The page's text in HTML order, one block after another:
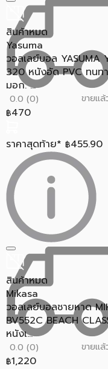
สินค้าหมด
Yasuma
วอลเลย์บอล YASUMA
320 หนังอัด PVC ทนท
มอก. ...
0.0 (0) ขายแ
฿470
ราคาสุดท้าย* ฿455.90
สินค้าหมด
Mikasa
วอลเลย์บอลชายหาด
BV552C BEACH
หนังเ...
0.0 (0) ขายแ
฿1,220